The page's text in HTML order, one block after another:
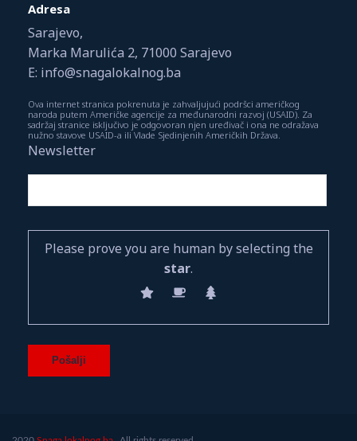
Adresa
Sarajevo,
Marka Marulića 2, 71000 Sarajevo
E: info@snagalokalnog.ba
Ova internet stranica pokrenuta je zahvaljujući podršci američkog
naroda putem Američke agencije za međunarodni razvoj (USAID). Za
sadržaj stranice isključivo je odgovoran njen uređivač i ona ne odražava
nužno stavove USAID-a ili Vlade Sjedinjenih Američkih Država.
Newsletter
Please prove you are human by selecting the
star.